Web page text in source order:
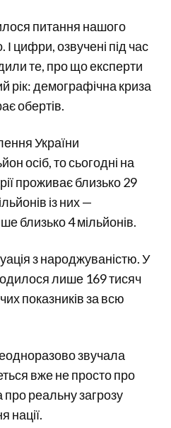
питання нашого
І цифри, озвучені під час
те, про що експерти
рік: демографічна криза
обертів.
України
осіб, то сьогодні на
проживає близько 29
із них —
близько 4 мільйонів.
з народжуваністю. У
лише 169 тисяч
показників за всю
звучала
вже не просто про
реальну загрозу
нації.